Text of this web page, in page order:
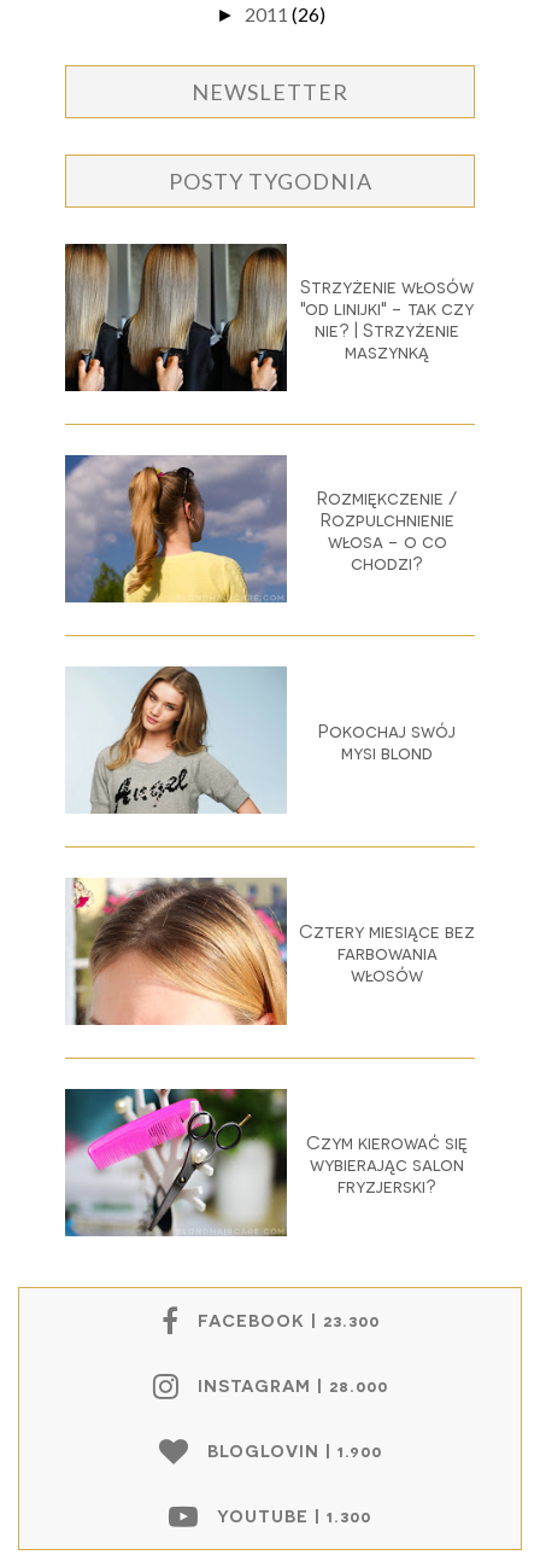
► 2011 (26)
NEWSLETTER
POSTY TYGODNIA
Strzyżenie włosów
"od linijki" - tak czy
nie? | Strzyżenie
maszynką
Rozmiękczenie /
Rozpulchnienie
włosa - o co
chodzi?
Pokochaj swój
mysi blond
Cztery miesiące bez
farbowania
włosów
Czym kierować się
wybierając salon
fryzjerski?
FACEBOOK | 23.300
INSTAGRAM | 28.000
BLOGLOVIN | 1.900
YOUTUBE | 1.300